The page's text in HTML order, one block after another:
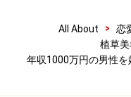
例え女性がバリキャ
All About > 恋
植草
年収1000万円の男性を